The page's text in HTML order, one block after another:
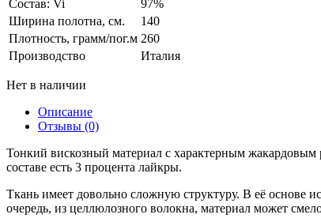
Состав: Vi
97%
Ширина полотна, см.
140
Плотность, грамм/пог.м 260
Производство
Италия
Нет в наличии
Описание
Отзывы (0)
Тонкий вискозный материал с характерным
составе есть 3 процента лайкры.
Ткань имеет довольно сложную структуру. В её основе
очередь, из целлюлозного волокна, материал может